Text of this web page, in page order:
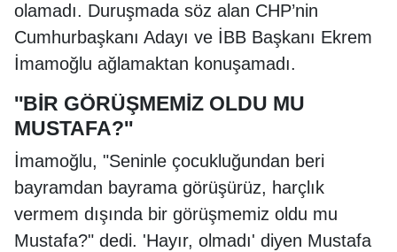
olamadı. Duruşmada söz alan CHP’nin
Cumhurbaşkanı Adayı ve İBB Başkanı Ekrem
İmamoğlu ağlamaktan konuşamadı.
''BİR GÖRÜŞMEMİZ OLDU MU
MUSTAFA?''
İmamoğlu, "Seninle çocukluğundan beri
bayramdan bayrama görüşürüz, harçlık
vermem dışında bir görüşmemiz oldu mu
Mustafa?" dedi. 'Hayır, olmadı' diyen Mustafa